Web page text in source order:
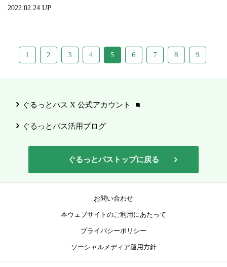
2022.02.24 UP
1 2 3 4 5 6 7 8 9
ぐるっとパス X 公式アカウント
ぐるっとパス活用ブログ
ぐるっとパストップに戻る
お問い合わせ
本ウェブサイトのご利用にあたって
プライバシーポリシー
ソーシャルメディア運用方針